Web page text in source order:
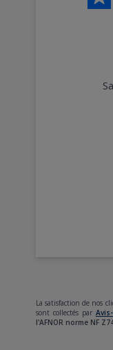
La satisfaction de nos
sont collectés par
l'AFNOR norme NF